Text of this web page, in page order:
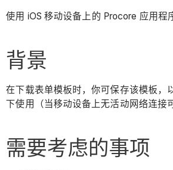
使用 iOS 移动设备上的 Procore 应用程
背景
在下载表单模板时，你可保存该模板，
下使用（当移动设备上无活动网络连接
需要考虑的事项